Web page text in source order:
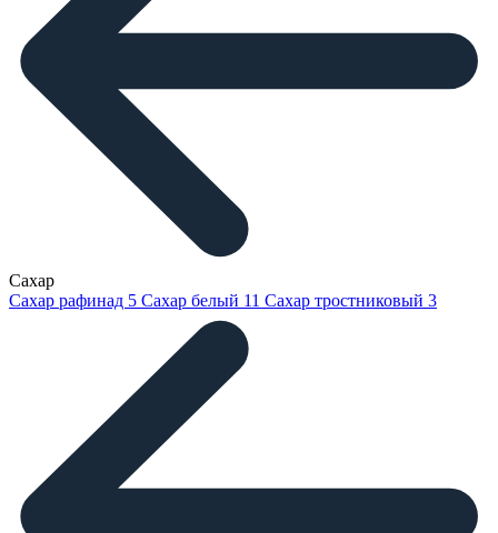
Сахар
Сахар рафинад 5 Сахар белый 11 Сахар тростниковый 3